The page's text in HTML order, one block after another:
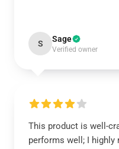
S Sage
Verified owner
This product is well-
performs well; I highly